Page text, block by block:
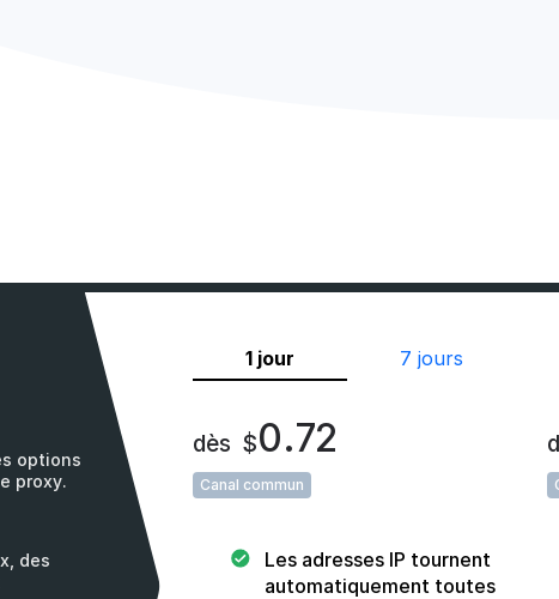
options
proxy.
des
1 jour 7 jours
dès $0.72
Canal commun
Les adresses IP tournent
automatiquement toutes